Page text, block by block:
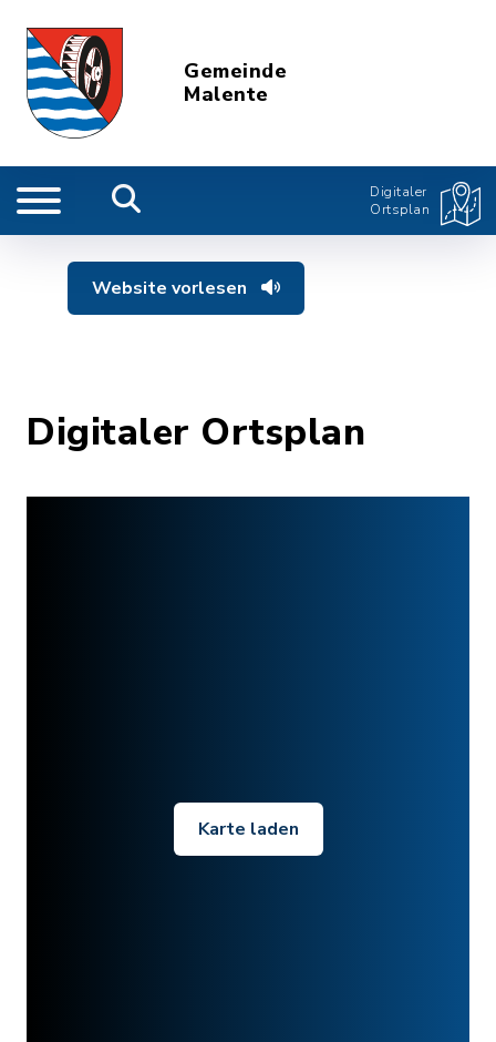
Gemeinde
Malente
Digitaler
Ortsplan
Website vorlesen
Digitaler Ortsplan
Karte laden